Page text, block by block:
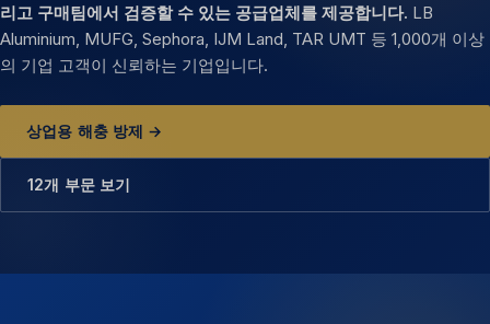
리고 구매팀에서 검증할 수 있는 공급업체를 제공합니다. LB
Aluminium, MUFG, Sephora, IJM Land, TAR UMT 등 1,000개 이상
의 기업 고객이 신뢰하는 기업입니다.
상업용 해충 방제 →
12개 부문 보기